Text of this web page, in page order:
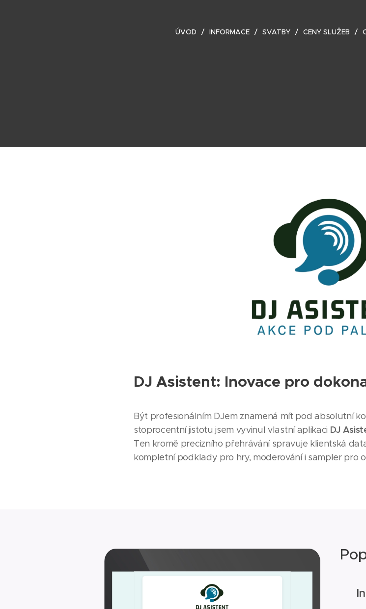
ÚVOD INFORMACE SVATBY CENY SLUŽEB
DJ Asistent: Inovace pro
Být profesionálním DJem znamená mít pod absolutní
stoprocentní jistotu jsem vyvinul vlastní aplikaci DJ
Ten kromě precizního přehrávání spravuje klientská
kompletní podklady pro hry, moderování i sampler pro